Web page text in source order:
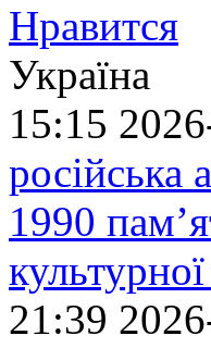
Нравится
Україна
15:15
російська
1990
21:39